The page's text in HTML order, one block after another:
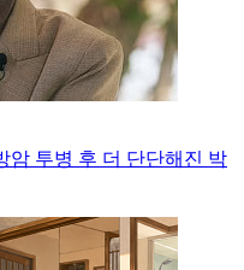
암 투병 후 더 단단해진 박